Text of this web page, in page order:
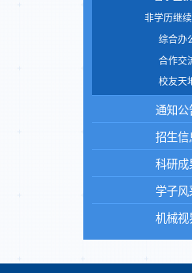
非学历继
综合办
合作交
校友天
通知公
招生信
科研成
学子风
机械视